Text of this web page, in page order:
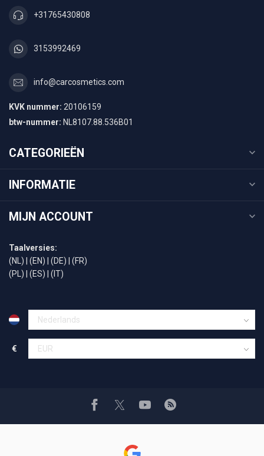
+31765430808
3153992469
info@carcosmetics.com
KVK nummer: 20106159
btw-nummer: NL8107.88.536B01
CATEGORIEËN
INFORMATIE
MIJN ACCOUNT
Taalversies:
(NL)
(EN) (DE)
(FR)
(PL)
(ES) (IT)
€